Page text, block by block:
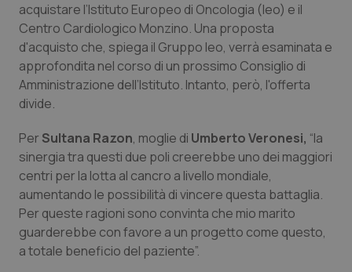
Campania
Emilia-Romagna
Friuli Venezia Giulia
Lazio
Liguria
Lombardia
Marche
Car-T
Colesterolo & coronaropatie
Dermatite Atopica
Diabete & glucometri
Disturbi dell’umore
Dolore
Donna & Salute
acquistare l’Istituto Europeo di Oncologia (Ieo) e il
Centro Cardiologico Monzino. Una proposta
d'acquisto che, spiega il Gruppo Ieo, verrà esaminata e
approfondita nel corso di un prossimo Consiglio di
Amministrazione dell’Istituto. Intanto, però, l'offerta
divide.
Per Sultana Razon, moglie di Umberto Veronesi, “la
sinergia tra questi due poli creerebbe uno dei maggiori
centri per la lotta al cancro a livello mondiale,
aumentando le possibilità di vincere questa battaglia.
Per queste ragioni sono convinta che mio marito
guarderebbe con favore a un progetto come questo,
a totale beneficio del paziente”.